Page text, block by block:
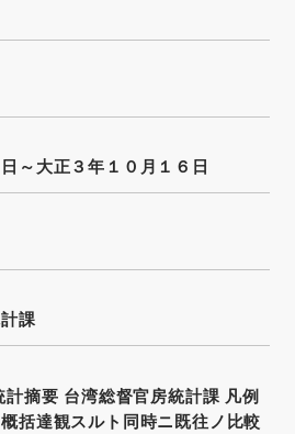
～大正３年１０月１６日
課
摘要 台湾総督官房統計課 凡例
括達観スルト同時ニ既往ノ比較